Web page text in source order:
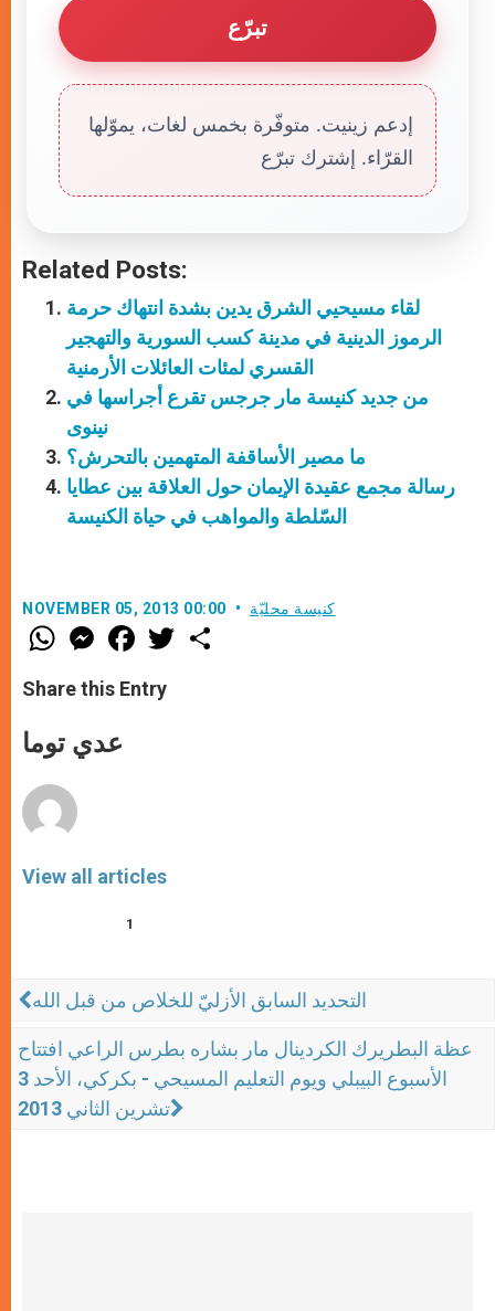
تبرّع
إدعم زينيت. متوفّرة بخمس لغات، يموّلها
القرّاء. إشترك تبرّع
Related Posts:
لقاء مسيحيي الشرق يدين بشدة انتهاك حرمة
الرموز الدينية في مدينة كسب السورية والتهجير
القسري لمئات العائلات الأرمنية
من جديد كنيسة مار جرجس تقرع أجراسها في
نينوى
ما مصير الأساقفة المتهمين بالتحرش؟
رسالة مجمع عقيدة الإيمان حول العلاقة بين عطايا
السّلطة والمواهب في حياة الكنيسة
NOVEMBER 05, 2013 00:00 كنيسة محليّة
W
h
t
s
p
p
M
e
s
e
g
e
F
a
e
b
w
Share this Entry
عدي توما
View all articles
1
التحديد السابق الأزليّ للخلاص من قبل الله
عظة البطريرك الكردينال مار بشاره بطرس الراعي افتتاح
الأسبوع البيبلي ويوم التعليم المسيحي - بكركي، الأحد 3
تشرين الثاني 2013